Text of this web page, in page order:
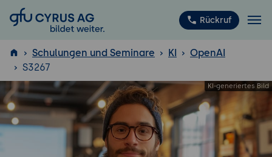
GFU Cyrus AG Rückruf
ISTQB ®
Schulungen und Seminare KI
OpenAI
S3267